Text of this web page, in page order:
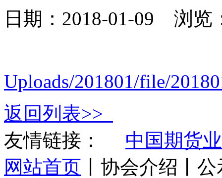
日期：2018-01-09 浏览
Uploads/201801/file/
返回列表>>
友情链接： 中国期货
网站首页 丨协会介绍丨